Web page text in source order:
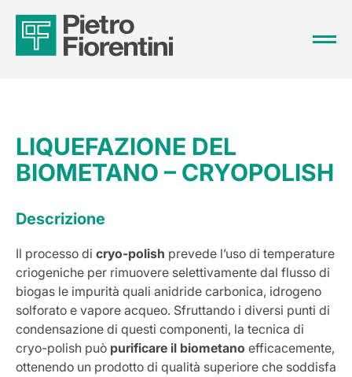
LIQUEFAZIONE DEL
BIOMETANO – CRYOPOLISH
Descrizione
Il processo di cryo-polish prevede l’uso di temperature
criogeniche per rimuovere selettivamente dal flusso di
biogas le impurità quali anidride carbonica, idrogeno
solforato e vapore acqueo. Sfruttando i diversi punti di
condensazione di questi componenti, la tecnica di
cryo-polish può purificare il biometano efficacemente,
ottenendo un prodotto di qualità superiore che soddisfa